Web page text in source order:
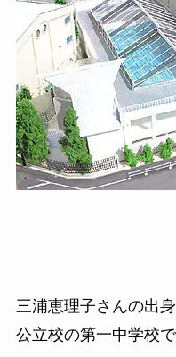
三浦恵理子さんの出
公立校の第一中学校で